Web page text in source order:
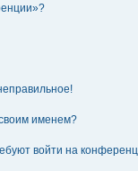
именем?
войти на